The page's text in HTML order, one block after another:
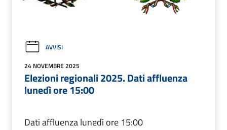
AVVISI
24 NOVEMBRE 2025
Elezioni regionali 2025. Dati affluenza
lunedì ore 15:00
Dati affluenza lunedì ore 15:00